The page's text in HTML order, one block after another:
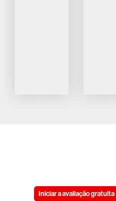
Iniciar a avaliação gratuita